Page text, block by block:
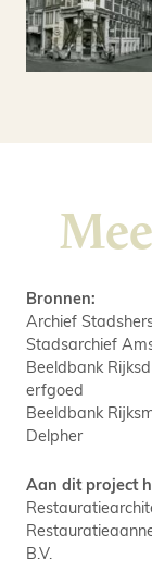
Bronnen:
Archief
Stadsarchief
Beeldbank
erfgoed
Beeldbank
Delpher
Aan dit project
B.V.